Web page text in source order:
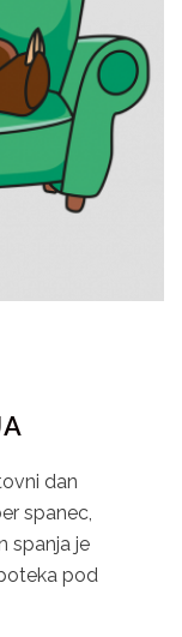
dan
spanec,
spanja je
pod